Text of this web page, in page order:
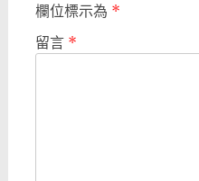
欄位標示為 *
留言 *